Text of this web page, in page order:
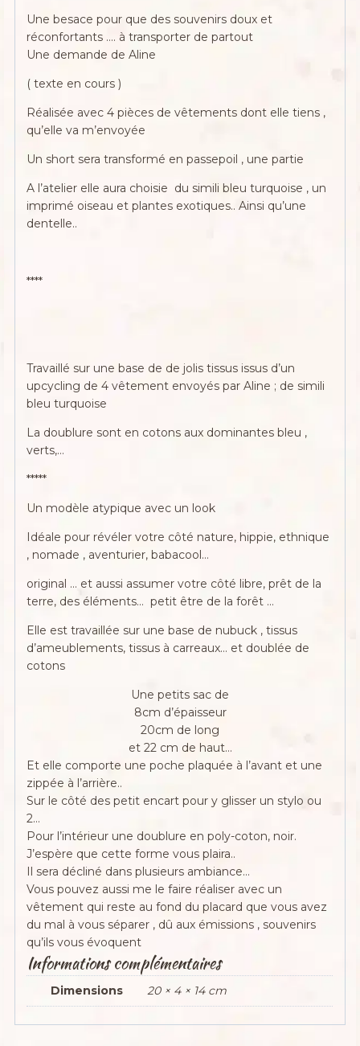
Une besace pour que des souvenirs doux et
réconfortants …. à transporter de partout
Une demande de Aline
( texte en cours )
Réalisée avec 4 pièces de vêtements dont elle tiens ,
qu’elle va m’envoyée
Un short sera transformé en passepoil , une partie
A l’atelier elle aura choisie du simili bleu turquoise , un
imprimé oiseau et plantes exotiques.. Ainsi qu’une
dentelle..
****
Travaillé sur une base de de jolis tissus issus d’un
upcycling de 4 vêtement envoyés par Aline ; de simili
bleu turquoise
La doublure sont en cotons aux dominantes bleu ,
verts,…
*****
Un modèle atypique avec un look
Idéale pour révéler votre côté nature, hippie, ethnique
, nomade , aventurier, babacool…
original … et aussi assumer votre côté libre, prêt de la
terre, des éléments… petit être de la forêt …
Elle est travaillée sur une base de nubuck , tissus
d’ameublements, tissus à carreaux… et doublée de
cotons
Une petits sac de
8cm d’épaisseur
20cm de long
et 22 cm de haut…
Et elle comporte une poche plaquée à l’avant et une
zippée à l’arrière..
Sur le côté des petit encart pour y glisser un stylo ou
2…
Pour l’intérieur une doublure en poly-coton, noir.
J’espère que cette forme vous plaira..
Il sera décliné dans plusieurs ambiance…
Vous pouvez aussi me le faire réaliser avec un
vêtement qui reste au fond du placard que vous avez
du mal à vous séparer , dû aux émissions , souvenirs
qu’ils vous évoquent
Informations complémentaires
Dimensions 20 × 4 × 14 cm